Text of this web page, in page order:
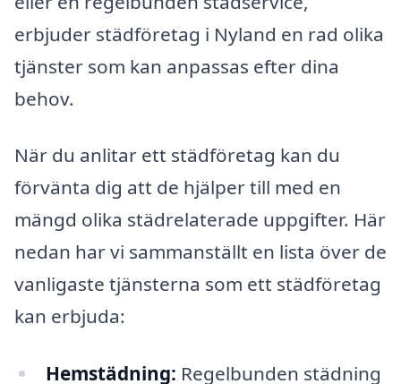
erbjuder städföretag i Nyland en rad olika
tjänster som kan anpassas efter dina
behov.
När du anlitar ett städföretag kan du
förvänta dig att de hjälper till med en
mängd olika städrelaterade uppgifter. Här
nedan har vi sammanställt en lista över de
vanligaste tjänsterna som ett städföretag
kan erbjuda:
Hemstädning: Regelbunden städning